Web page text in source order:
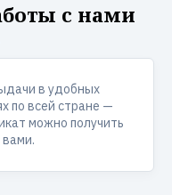
с нами
в удобных
по всей стране —
можно получить